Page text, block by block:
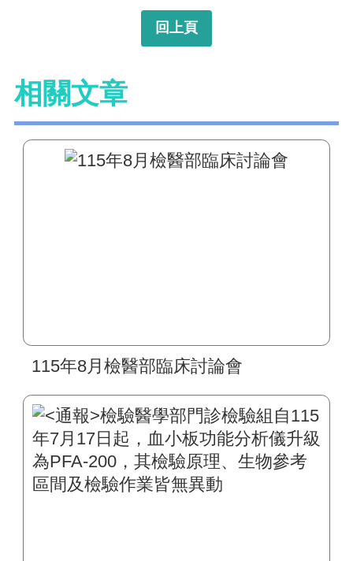
回上頁
相關文章
115年8月檢醫部臨床討論會